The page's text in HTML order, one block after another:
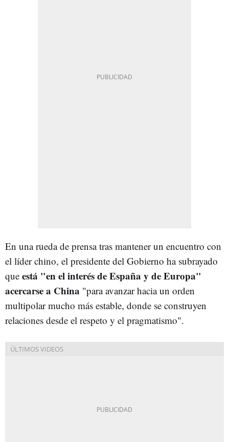
En una rueda de prensa tras mantener un encuentro con
el líder chino, el presidente del Gobierno ha subrayado
que está "en el interés de España y de Europa"
acercarse a China "para avanzar hacia un orden
multipolar mucho más estable, donde se construyen
relaciones desde el respeto y el pragmatismo".